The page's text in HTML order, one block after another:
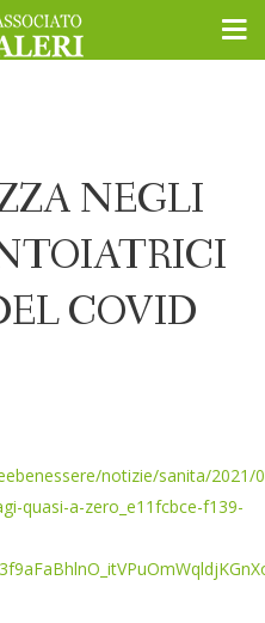
NEGLI
COVID
notizie/sanita/2021/
quasi-a-zero_e11fcbce-f139-